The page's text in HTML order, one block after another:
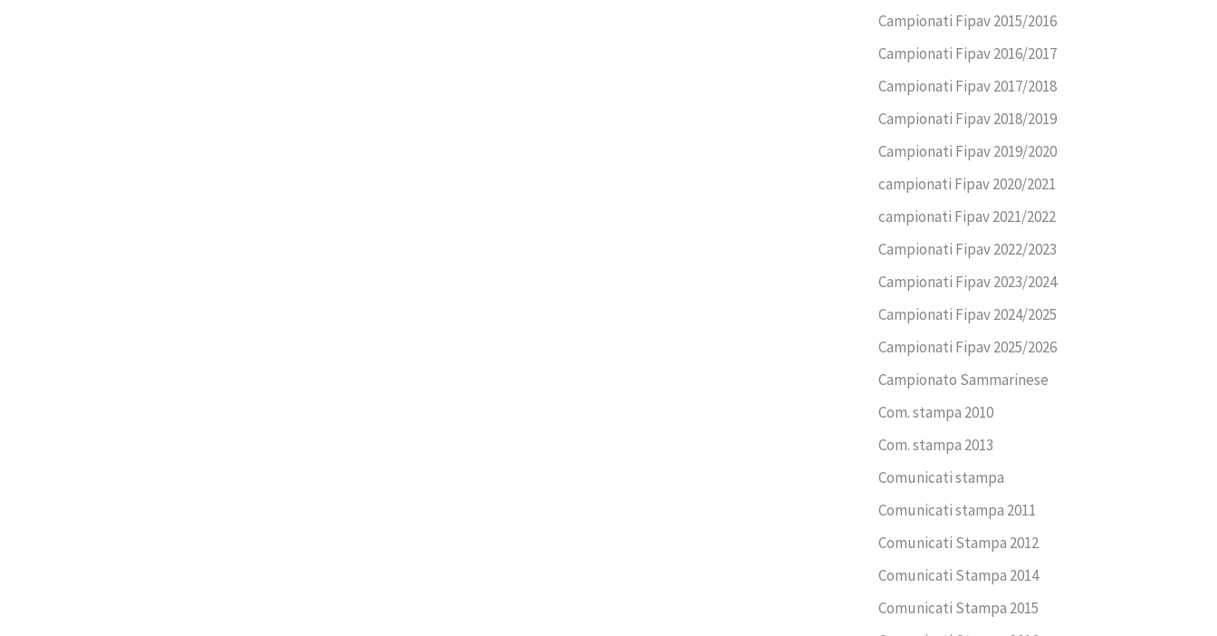
Campionati Fipav 2015/2016
Campionati Fipav 2016/2017
Campionati Fipav 2017/2018
Campionati Fipav 2018/2019
Campionati Fipav 2019/2020
campionati Fipav 2020/2021
campionati Fipav 2021/2022
Campionati Fipav 2022/2023
Campionati Fipav 2023/2024
Campionati Fipav 2024/2025
Campionati Fipav 2025/2026
Campionato Sammarinese
Com. stampa 2010
Com. stampa 2013
Comunicati stampa
Comunicati stampa 2011
Comunicati Stampa 2012
Comunicati Stampa 2014
Comunicati Stampa 2015